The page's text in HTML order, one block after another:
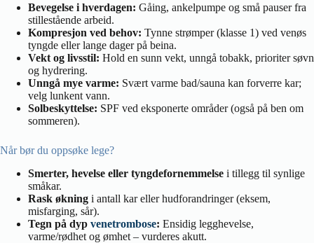
Bevegelse i hverdagen: Gåing, ankelpumpe og små pauser fra
stillestående arbeid.
Kompresjon ved behov: Tynne strømper (klasse 1) ved venøs
tyngde eller lange dager på beina.
Vekt og livsstil: Hold en sunn vekt, unngå tobakk, prioriter søvn
og hydrering.
Unngå mye varme: Svært varme bad/sauna kan forverre kar;
velg lunkent vann.
Solbeskyttelse: SPF ved eksponerte områder (også på ben om
sommeren).
Når bør du oppsøke lege?
Smerter, hevelse eller tyngdefornemmelse i tillegg til synlige
småkar.
Rask økning i antall kar eller hudforandringer (eksem,
misfarging, sår).
Tegn på dyp venetrombose: Ensidig legghevelse,
varme/rødhet og ømhet – vurderes akutt.